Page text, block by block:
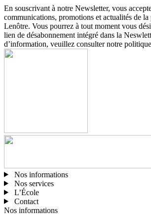
En souscrivant à notre Newsletter, vous
communications, promotions et actualités de
Lenôtre. Vous pourrez à tout moment vous
lien de désabonnement intégré dans la
d’information, veuillez consulter notre
Nos informations
Nos services
L’École
Contact
Nos informations